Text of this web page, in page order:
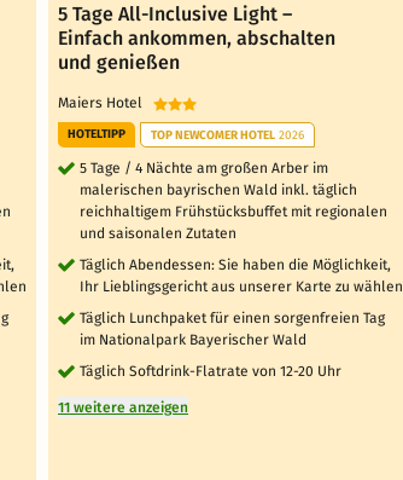
5 Tage All-Inclusive Light –
Einfach ankommen, abschalten
und genießen
Maiers Hotel
HOTELTIPP TOP NEWCOMER HOTEL 2026
5 Tage / 4 Nächte am großen Arber im
malerischen bayrischen Wald inkl. täglich
reichhaltigem Frühstücksbuffet mit regionalen
und saisonalen Zutaten
Täglich Abendessen: Sie haben die Möglichkeit,
Ihr Lieblingsgericht aus unserer Karte zu wählen
Täglich Lunchpaket für einen sorgenfreien Tag
im Nationalpark Bayerischer Wald
Täglich Softdrink-Flatrate von 12-20 Uhr
11 weitere anzeigen